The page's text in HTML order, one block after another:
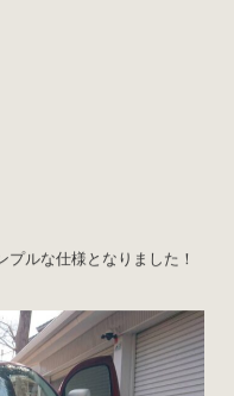
ルな仕様となりました！